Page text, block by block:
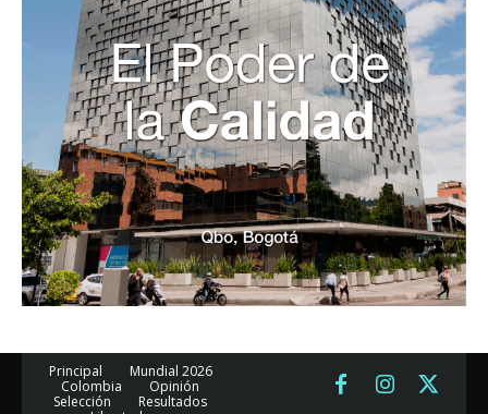
Principal
Mundial 2026
Colombia
Opinión
Selección
Resultados